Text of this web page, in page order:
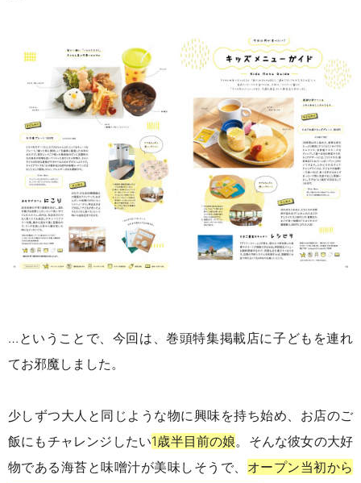
…ということで、今回は、巻頭特集掲載店に子どもを連れ
てお邪魔しました。
少しずつ大人と同じような物に興味を持ち始め、お店のご
飯にもチャレンジしたい1歳半目前の娘。そんな彼女の大好
物である海苔と味噌汁が美味しそうで、 オープン当初から